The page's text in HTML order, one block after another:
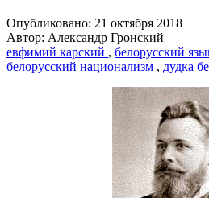
Опубликовано: 21 октября 2018
Автор: Александр Гронский
евфимий карский , белорусский
белорусский национализм , дудка